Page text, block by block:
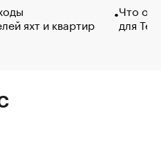
яхт и квартир
Что
для